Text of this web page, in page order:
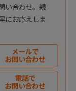
い合わせ。親
にお応えしま
メールで
お問い合わせ
電話で
お問い合わせ